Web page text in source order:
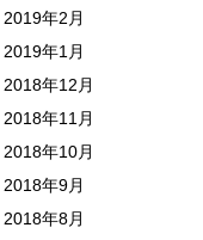
2019年2月
2019年1月
2018年12月
2018年11月
2018年10月
2018年9月
2018年8月